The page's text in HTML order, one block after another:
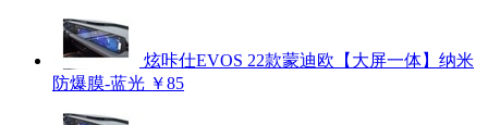
炫咔仕EVOS 22款蒙迪欧【大屏一体】纳米
防爆膜-蓝光 ￥85